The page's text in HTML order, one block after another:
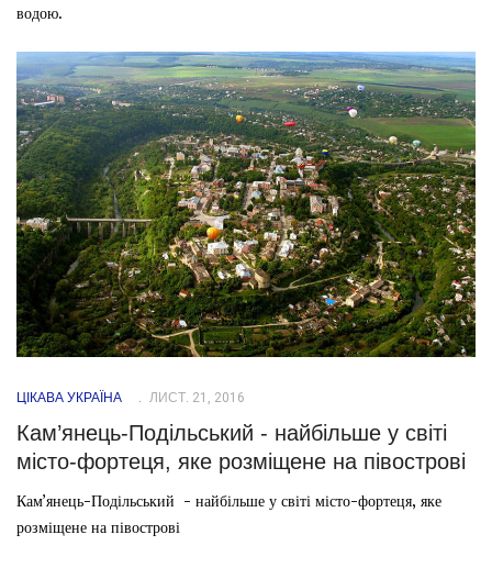
водою.
ЦІКАВА УКРАЇНА ЛИСТ. 21, 2016
Кам’янець-Подільський - найбільше у світі
місто-фортеця, яке розміщене на півострові
Кам’янець-Подільський - найбільше у світі місто-фортеця, яке
розміщене на півострові